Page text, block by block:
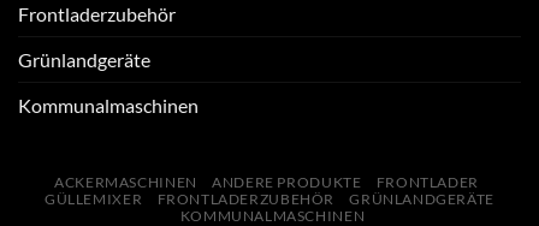
Frontladerzubehör
Grünlandgeräte
Kommunalmaschinen
ACKERMASCHINEN ANDERE PRODUKTE
FRONTLADER
GÜLLEMIXER
FRONTLADERZUBEHÖR
GRÜNLANDGERÄTE
KOMMUNALMASCHINEN